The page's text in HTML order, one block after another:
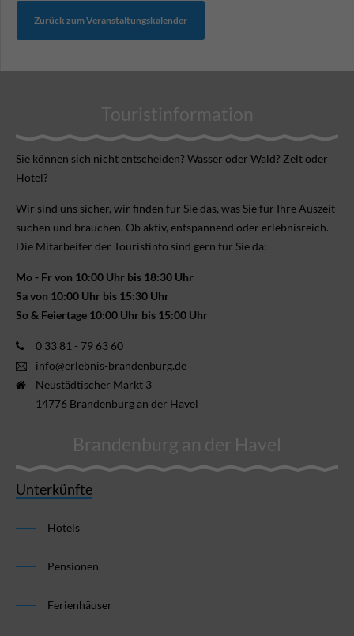
Zurück zum Veranstaltungskalender
Touristinformation
Sie können sich nicht ent­scheiden? Wasser oder Wald? Zelt oder
Hotel?
Wir sind uns sicher, wir finden für Sie das, was Sie für Ihre Aus­zeit
suchen und brauchen. Ob aktiv, ent­spannend oder erlebnis­reich.
Die Mitarbeiter der Touristinfo sind gern für Sie da:
Mo - Fr von 10:00 Uhr bis 18:30 Uhr
Sa von 10:00 Uhr bis 15:30 Uhr
So & Feiertage 10:00 Uhr bis 15:00 Uhr
0 33 81 - 79 63 60
info@erlebnis-brandenburg.de
Neustädtischer Markt 3
14776 Brandenburg an der Havel
Brandenburg an der Havel
Unterkünfte
Hotels
Pensionen
Ferienhäuser